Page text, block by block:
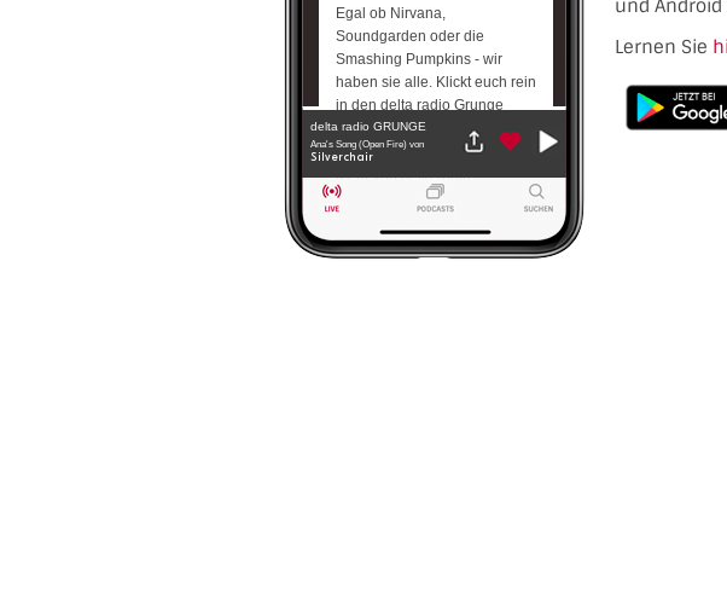
Egal ob Nirvana,
Soundgarden oder die
Smashing Pumpkins - wir
haben sie alle. Klickt euch rein
in den delta radio Grunge
Stream.
Mehr von delta radio
GRUNGE
delta radio GRUNGE
Ana's Song (Open Fire) von
Silverchair
und Android
Lernen Sie